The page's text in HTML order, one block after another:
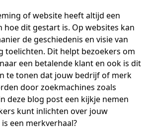
of website heeft altijd een
hoe dit gestart is. Op websites kan
de geschiedenis en visie van
toelichten. Dit helpt bezoekers om
een betalende klant en ook is dit
te tonen dat jouw bedrijf of merk
door zoekmachines zoals
deze blog post een kijkje nemen
kunt inlichten over jouw
een merkverhaal?